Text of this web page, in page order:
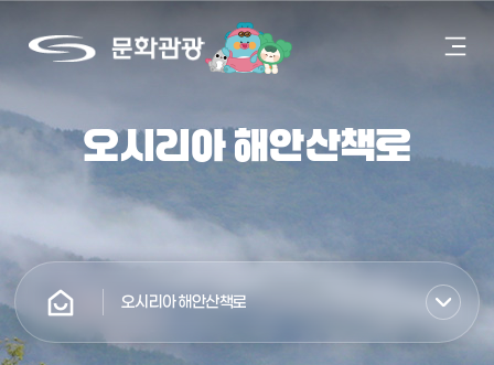
문
화
오시리아 해안산책로
오시리아 해안산책로